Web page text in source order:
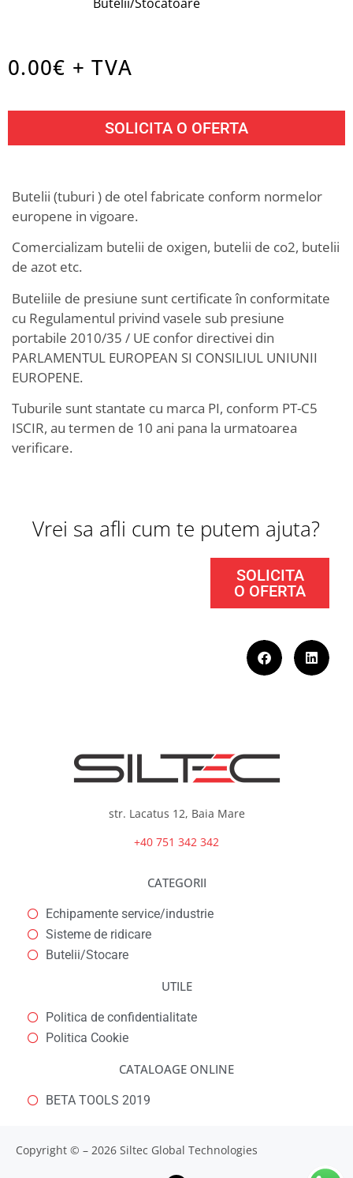
Butelii/Stocatoare
0.00€ + TVA
SOLICITA O OFERTA
Butelii (tuburi ) de otel fabricate conform normelor
europene in vigoare.
Comercializam butelii de oxigen, butelii de co2, butelii
de azot etc.
Buteliile de presiune sunt certificate în conformitate
cu Regulamentul privind vasele sub presiune
portabile 2010/35 / UE confor directivei din
PARLAMENTUL EUROPEAN SI CONSILIUL UNIUNII
EUROPENE.
Tuburile sunt stantate cu marca PI, conform PT-C5
ISCIR, au termen de 10 ani pana la urmatoarea
verificare.
Vrei sa afli cum te putem ajuta?
SOLICITA
O OFERTA
str. Lacatus 12, Baia Mare
+40 751 342 342
CATEGORII
Echipamente service/industrie
Sisteme de ridicare
Butelii/Stocare
UTILE
Politica de confidentialitate
Politica Cookie
CATALOAGE ONLINE
BETA TOOLS 2019
Copyright © – 2026 Siltec Global Technologies